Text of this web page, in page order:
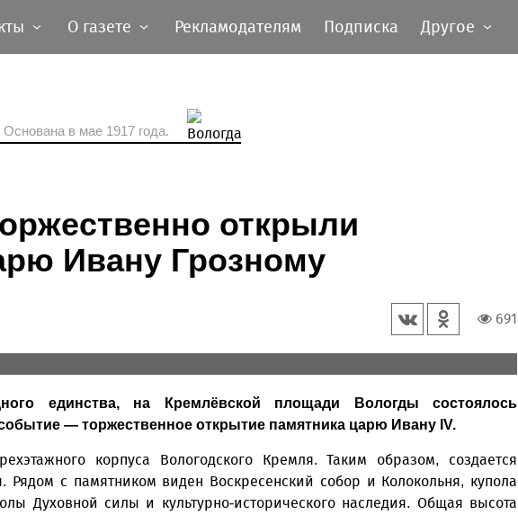
О газете Рекламодателям Подписка Другое
Основана в мае 1917 года.
открыли
Ивану Грозному
691
единства, на Кремлёвской площади Вологды состоялось
— торжественное открытие памятника царю Ивану IV.
корпуса Вологодского Кремля. Таким образом, создается
Рядом с памятником виден Воскресенский собор и Колокольня, купола
Духовной силы и культурно-исторического наследия. Общая высота